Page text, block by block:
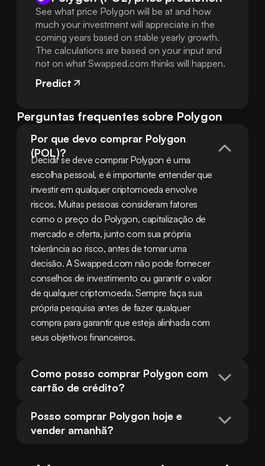
See what price Polygon will be at and how
much your investment will appreciate in the
coming years based on stable yearly growth.
The calculations are based on your input and
not on what Swapped.com thinks will happen.
Predict
Perguntas frequentes sobre Polygon
Por que devo comprar Polygon
(POL)?
Decidir se deve comprar Polygon é uma
escolha pessoal, e é importante entender que
investir em qualquer criptomoeda envolve
riscos. Muitas pessoas consideram fatores
como o preço do Polygon, capitalização de
mercado e oferta, junto com sua própria
tolerância ao risco, antes de tomar uma
decisão. A Swapped.com não pode fornecer
conselhos de investimento ou garantir o valor
de qualquer criptomoeda. Sempre faça sua
própria pesquisa antes de fazer qualquer
compra para garantir que esteja alinhada com
seus objetivos financeiros.
Como posso comprar Polygon com
cartão de crédito?
Posso comprar Polygon hoje e
vender amanhã?